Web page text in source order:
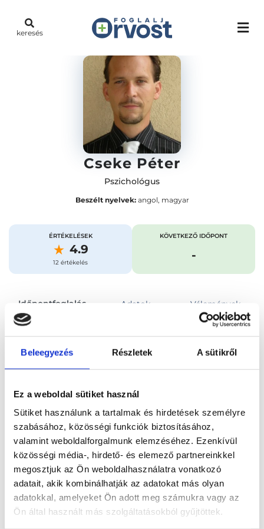
Beleegyezés Részletek A sütikről
Ez a weboldal sütiket használ
Sütiket használunk a tartalmak és hirdetések személyre
szabásához, közösségi funkciók biztosításához,
valamint weboldalforgalmunk elemzéséhez. Ezenkívül
közösségi média-, hirdető- és elemező partnereinkkel
megosztjuk az Ön weboldalhasználatra vonatkozó
adatait, akik kombinálhatják az adatokat más olyan
adatokkal, amelyeket Ön adott meg számukra vagy az
Ön által használt más szolgáltatásokból gyűjtöttek.
keresés
Cseke Péter
Pszichológus
Beszélt nyelvek:angol, magyar
ÉRTÉKELÉSEK
4.9
12 értékelés
KÖVETKEZŐ IDŐPONT
-
Időpontfoglalás Adatok Vélemények
Foglalj időpontot
Főoldal Orvosok Pszichológus
Pszichológus, Budapest, XII. kerület Cseke Péter